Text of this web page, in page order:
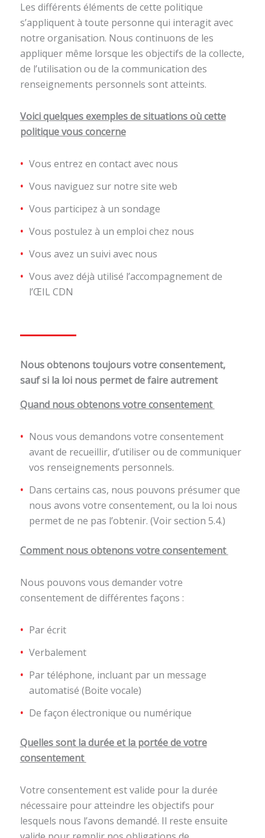
Les différents éléments de cette politique
s’appliquent à toute personne qui interagit avec
notre organisation. Nous continuons de les
appliquer même lorsque les objectifs de la collecte,
de l’utilisation ou de la communication des
renseignements personnels sont atteints.
Voici quelques exemples de situations où cette
politique vous concerne
Vous entrez en contact avec nous
Vous naviguez sur notre site web
Vous participez à un sondage
Vous postulez à un emploi chez nous
Vous avez un suivi avec nous
Vous avez déjà utilisé l’accompagnement de
l’ŒIL CDN
Nous obtenons toujours votre consentement,
sauf si la loi nous permet de faire autrement
Quand nous obtenons votre consentement
Nous vous demandons votre consentement
avant de recueillir, d’utiliser ou de communiquer
vos renseignements personnels.
Dans certains cas, nous pouvons présumer que
nous avons votre consentement, ou la loi nous
permet de ne pas l’obtenir. (Voir section 5.4.)
Comment nous obtenons votre consentement
Nous pouvons vous demander votre
consentement de différentes façons :
Par écrit
Verbalement
Par téléphone, incluant par un message
automatisé (Boite vocale)
De façon électronique ou numérique
Quelles sont la durée et la portée de votre
consentement
Votre consentement est valide pour la durée
nécessaire pour atteindre les objectifs pour
lesquels nous l’avons demandé. Il reste ensuite